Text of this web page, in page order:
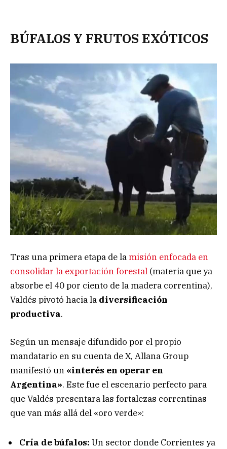
BÚFALOS Y FRUTOS EXÓTICOS
Tras una primera etapa de lamisión enfocada en
consolidar la exportación forestal (materia que ya
absorbe el 40 por ciento de la madera correntina),
Valdés pivotó hacia la diversificación
productiva.
Según un mensaje difundido por el propio
mandatario en su cuenta de X, Allana Group
manifestó un «interés en operar en
Argentina». Este fue el escenario perfecto para
que Valdés presentara las fortalezas correntinas
que van más allá del «oro verde»:
Cría de búfalos: Un sector donde Corrientes ya